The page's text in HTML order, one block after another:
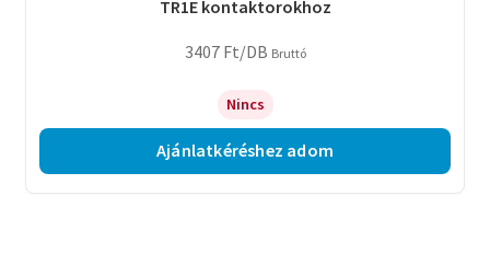
TR1E kontaktorokhoz
3407 Ft/DB Bruttó
Nincs
Ajánlatkéréshez adom